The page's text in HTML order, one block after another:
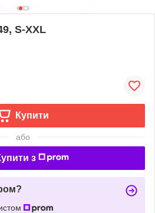
S-XXL
Купити
або
з